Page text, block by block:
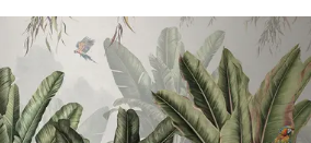
Tagger
Bildeformat
Farge